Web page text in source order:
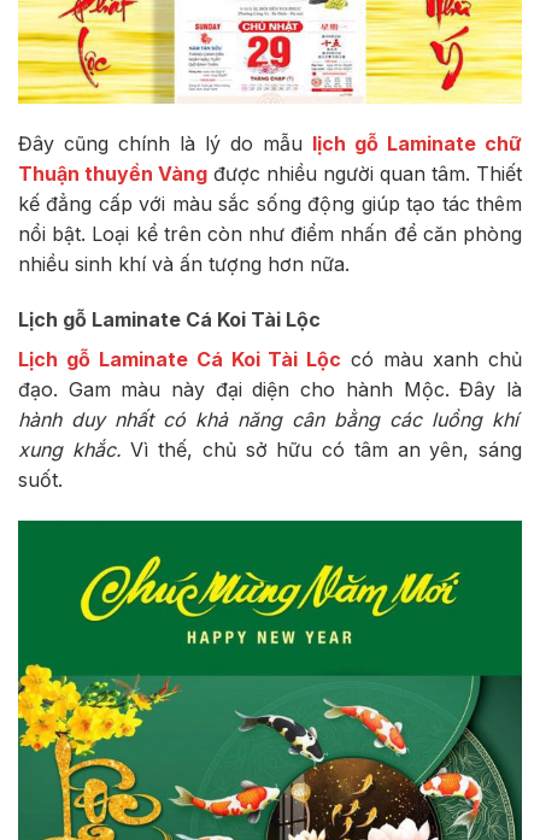
Đây cũng chính là lý do mẫu lịch gỗ Laminate chữ
Thuận thuyền Vàng được nhiều người quan tâm. Thiết
kế đẳng cấp với màu sắc sống động giúp tạo tác thêm
nổi bật. Loại kể trên còn như điểm nhấn để căn phòng
nhiều sinh khí và ấn tượng hơn nữa.
Lịch gỗ Laminate Cá Koi Tài Lộc
Lịch gỗ Laminate Cá Koi Tài Lộc có màu xanh chủ
đạo. Gam màu này đại diện cho hành Mộc. Đây là
hành duy nhất có khả năng cân bằng các luồng khí
xung khắc. Vì thế, chủ sở hữu có tâm an yên, sáng
suốt.